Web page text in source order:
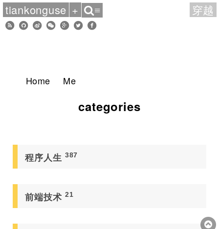
Home Me
categories
程序人生387
前端技术21
tiankonguse + ≡ 穿越